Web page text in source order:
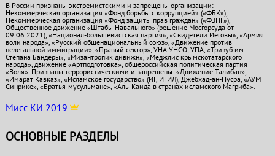
В России признаны экстремистскими и запрещены организации:
Некоммерческая организация «Фонд борьбы с коррупцией» («ФБК»),
Некоммерческая организация «Фонд защиты прав граждан» («ФЗПГ»),
Общественное движение «Штабы Навального» (решение Мосгорсуда от
09.06.2021), «Национал-большевистская партия», «Свидетели Иеговы», «Армия
воли народа», «Русский общенациональный союз», «Движение против
нелегальной иммиграции», «Правый сектор», УНА-УНСО, УПА, «Тризуб им.
Степана Бандеры», «Мизантропик дивижн», «Меджлис крымскотатарского
народа», движение «Артподготовка», общероссийская политическая партия
«Воля». Признаны террористическими и запрещены: «Движение Талибан»,
«Имарат Кавказ», «Исламское государство» (ИГ, ИГИЛ), Джебхад-ан-Нусра, «АУМ
Синрике», «Братья-мусульмане», «Аль-Каида в странах исламского Магриба».
Мисс КИ 2019
ОСНОВНЫЕ РАЗДЕЛЫ